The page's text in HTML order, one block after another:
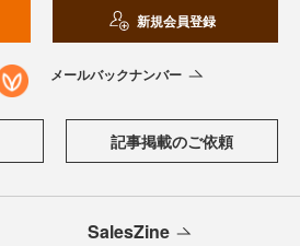
新規会員登録
メールバックナンバー
記事掲載のご依頼
SalesZine